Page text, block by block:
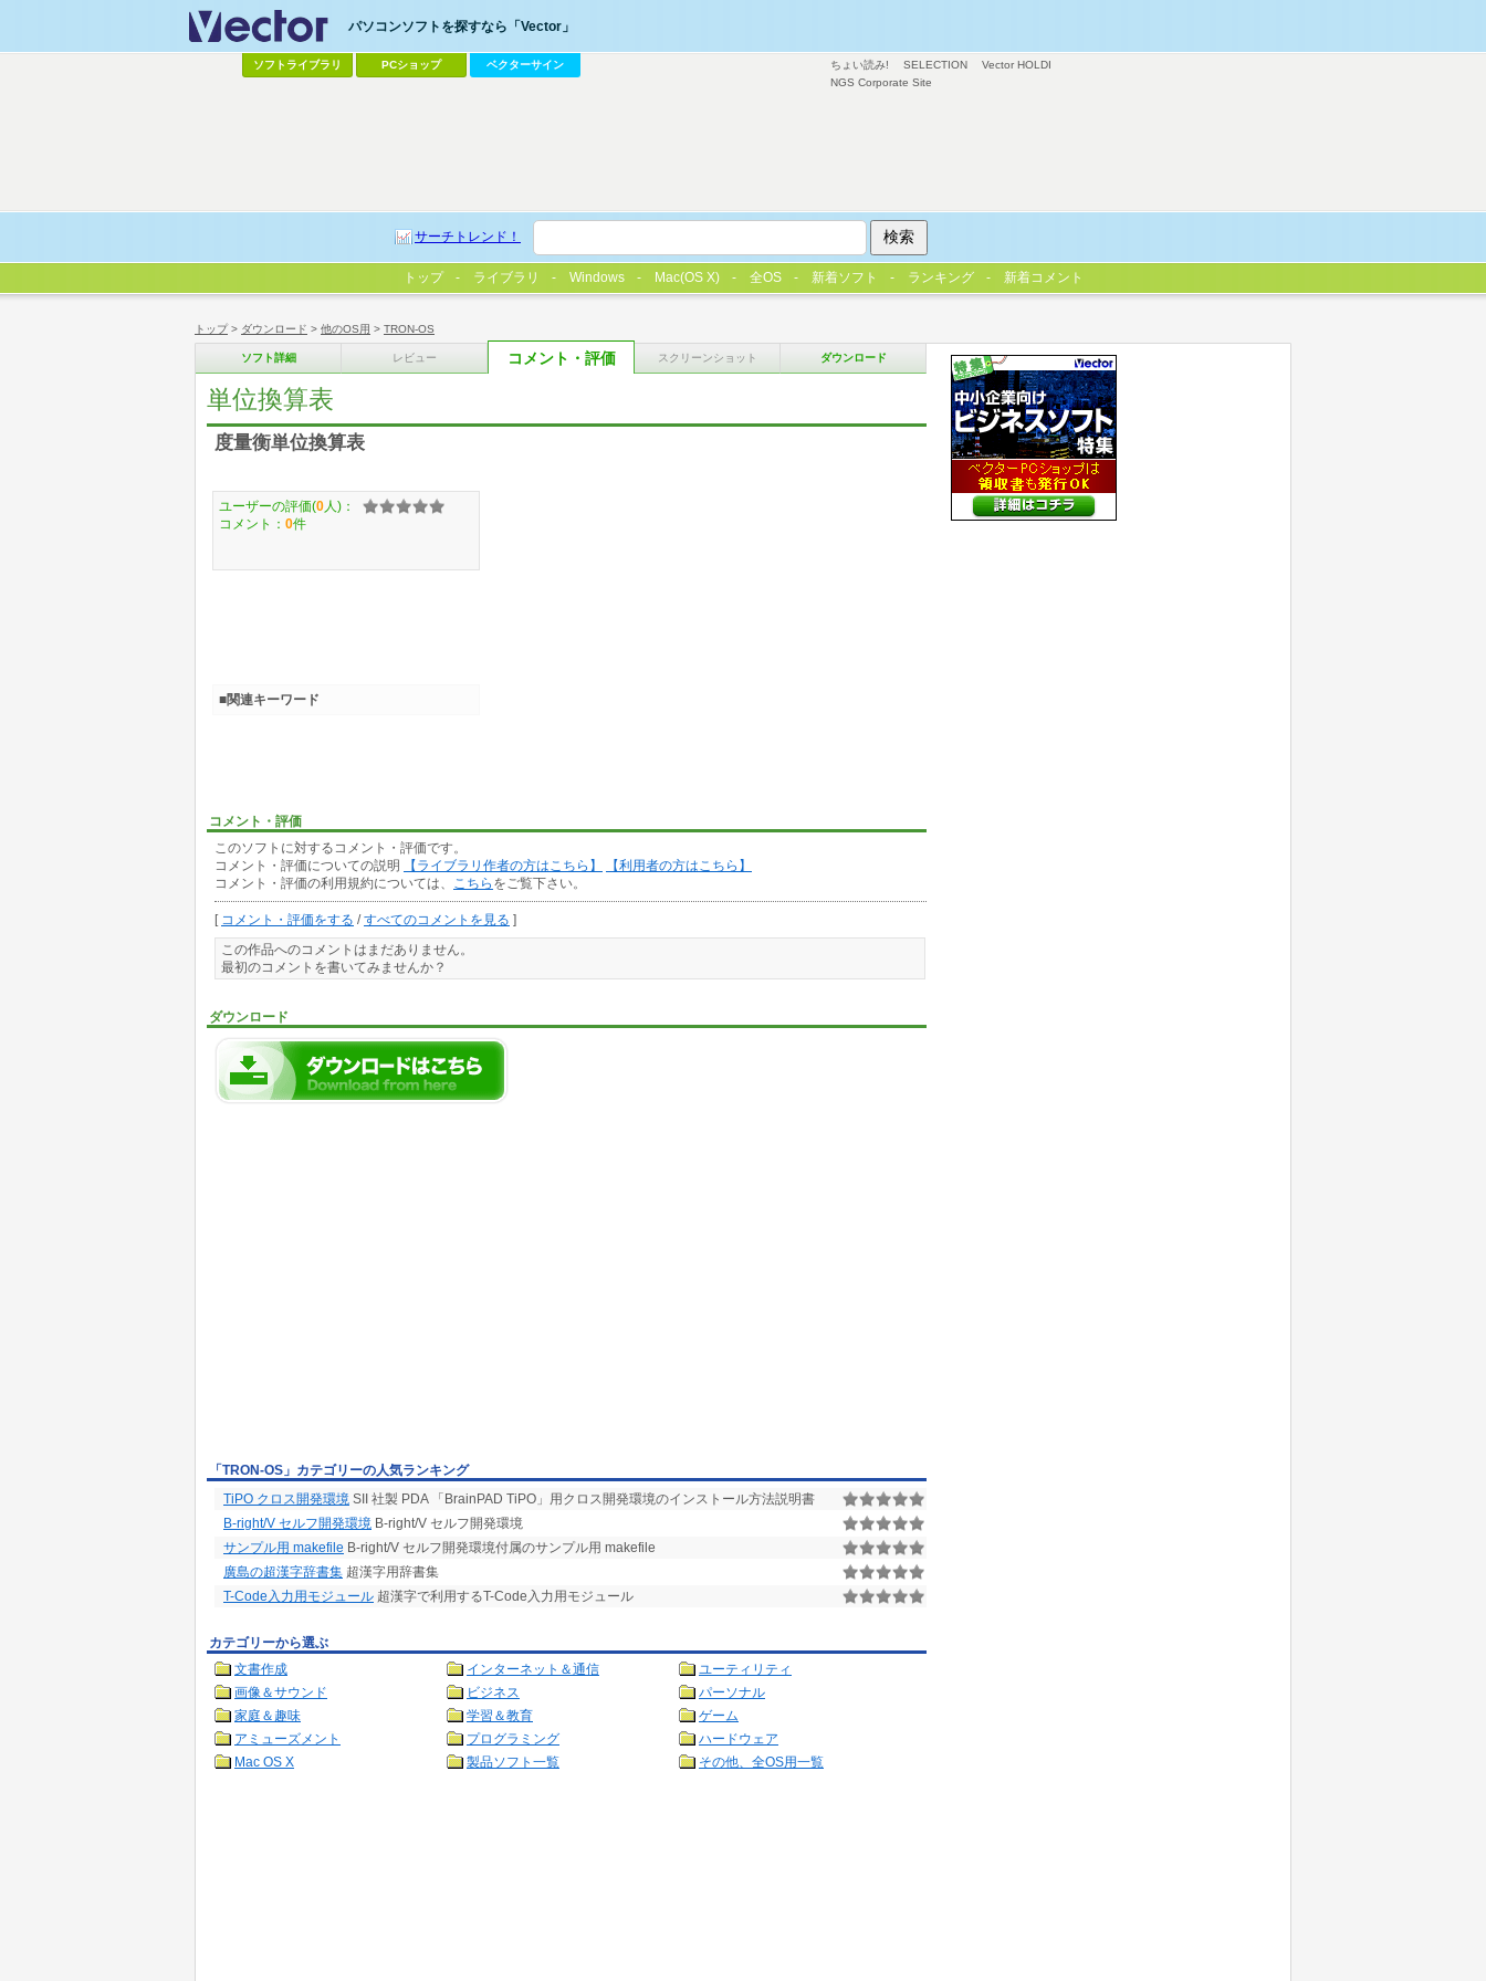
トップ> ダウンロード > 他のOS用 > TRON-OS
ソフト詳細 レビュー コメント・評価 スクリーンショット ダウンロード
単位換算表
度量衡単位換算表
コメント・評価
このソフトに対するコメント・評価です。
コメント・評価についての説明
【ライブラリ作者の方はこちら】
【利用者の方はこちら】
コメント・評価の利用規約については、
こちら をご覧下さい。
[ コメント・評価をする /すべてのコメントを見る ]
この作品へのコメントはまだありません。
最初のコメントを書いてみませんか？
ダウンロード
ユーザーの評価(0 人)：
コメント： 0件
■関連キーワード
「TRON-OS」カテゴリーの人気ランキング
TiPO クロス開発環境 SII 社製 PDA 「BrainPAD TiPO」用クロス開発環境のインストール方法説明書
B-right/V セルフ開発環境 B-right/V セルフ開発環境
サンプル用 makefile B-right/V セルフ開発環境付属のサンプル用 makefile
廣島の超漢字辞書集 超漢字用辞書集
T-Code入力用モジュール 超漢字で利用するT-Code入力用モジュール
カテゴリーから選ぶ
文書作成
インターネット＆通信
ユーティリティ
画像＆サウンド
ビジネス
パーソナル
家庭＆趣味
学習＆教育
ゲーム
アミューズメント
プログラミング
ハードウェア
Mac OS X
製品ソフト一覧 その他、全OS用一覧
ちょい読み! SELECTION
Vector HOLDI
NGS Corporate Site
パソコンソフトを探すなら「Vector」
ソフトライブラリ PCショップ ベクターサイン
サーチトレンド！
トップ ライブラリ Windows Mac(OS X) 全OS 新着ソフト ランキング 新着コメント